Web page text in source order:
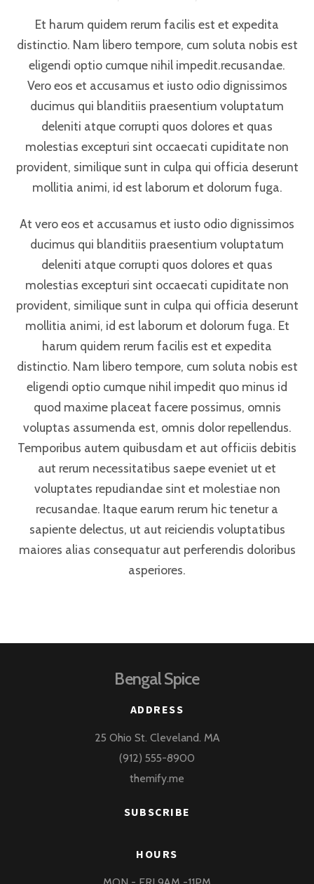
Et harum quidem rerum facilis est et expedita
distinctio. Nam libero tempore, cum soluta nobis est
eligendi optio cumque nihil impedit.recusandae.
Vero eos et accusamus et iusto odio dignissimos
ducimus qui blanditiis praesentium voluptatum
deleniti atque corrupti quos dolores et quas
molestias excepturi sint occaecati cupiditate non
provident, similique sunt in culpa qui officia deserunt
mollitia animi, id est laborum et dolorum fuga.
At vero eos et accusamus et iusto odio dignissimos
ducimus qui blanditiis praesentium voluptatum
deleniti atque corrupti quos dolores et quas
molestias excepturi sint occaecati cupiditate non
provident, similique sunt in culpa qui officia deserunt
mollitia animi, id est laborum et dolorum fuga. Et
harum quidem rerum facilis est et expedita
distinctio. Nam libero tempore, cum soluta nobis est
eligendi optio cumque nihil impedit quo minus id
quod maxime placeat facere possimus, omnis
voluptas assumenda est, omnis dolor repellendus.
Temporibus autem quibusdam et aut officiis debitis
aut rerum necessitatibus saepe eveniet ut et
voluptates repudiandae sint et molestiae non
recusandae. Itaque earum rerum hic tenetur a
sapiente delectus, ut aut reiciendis voluptatibus
maiores alias consequatur aut perferendis doloribus
asperiores.
Bengal Spice
ADDRESS
25 Ohio St. Cleveland. MA
(912) 555-8900
themify.me
SUBSCRIBE
HOURS